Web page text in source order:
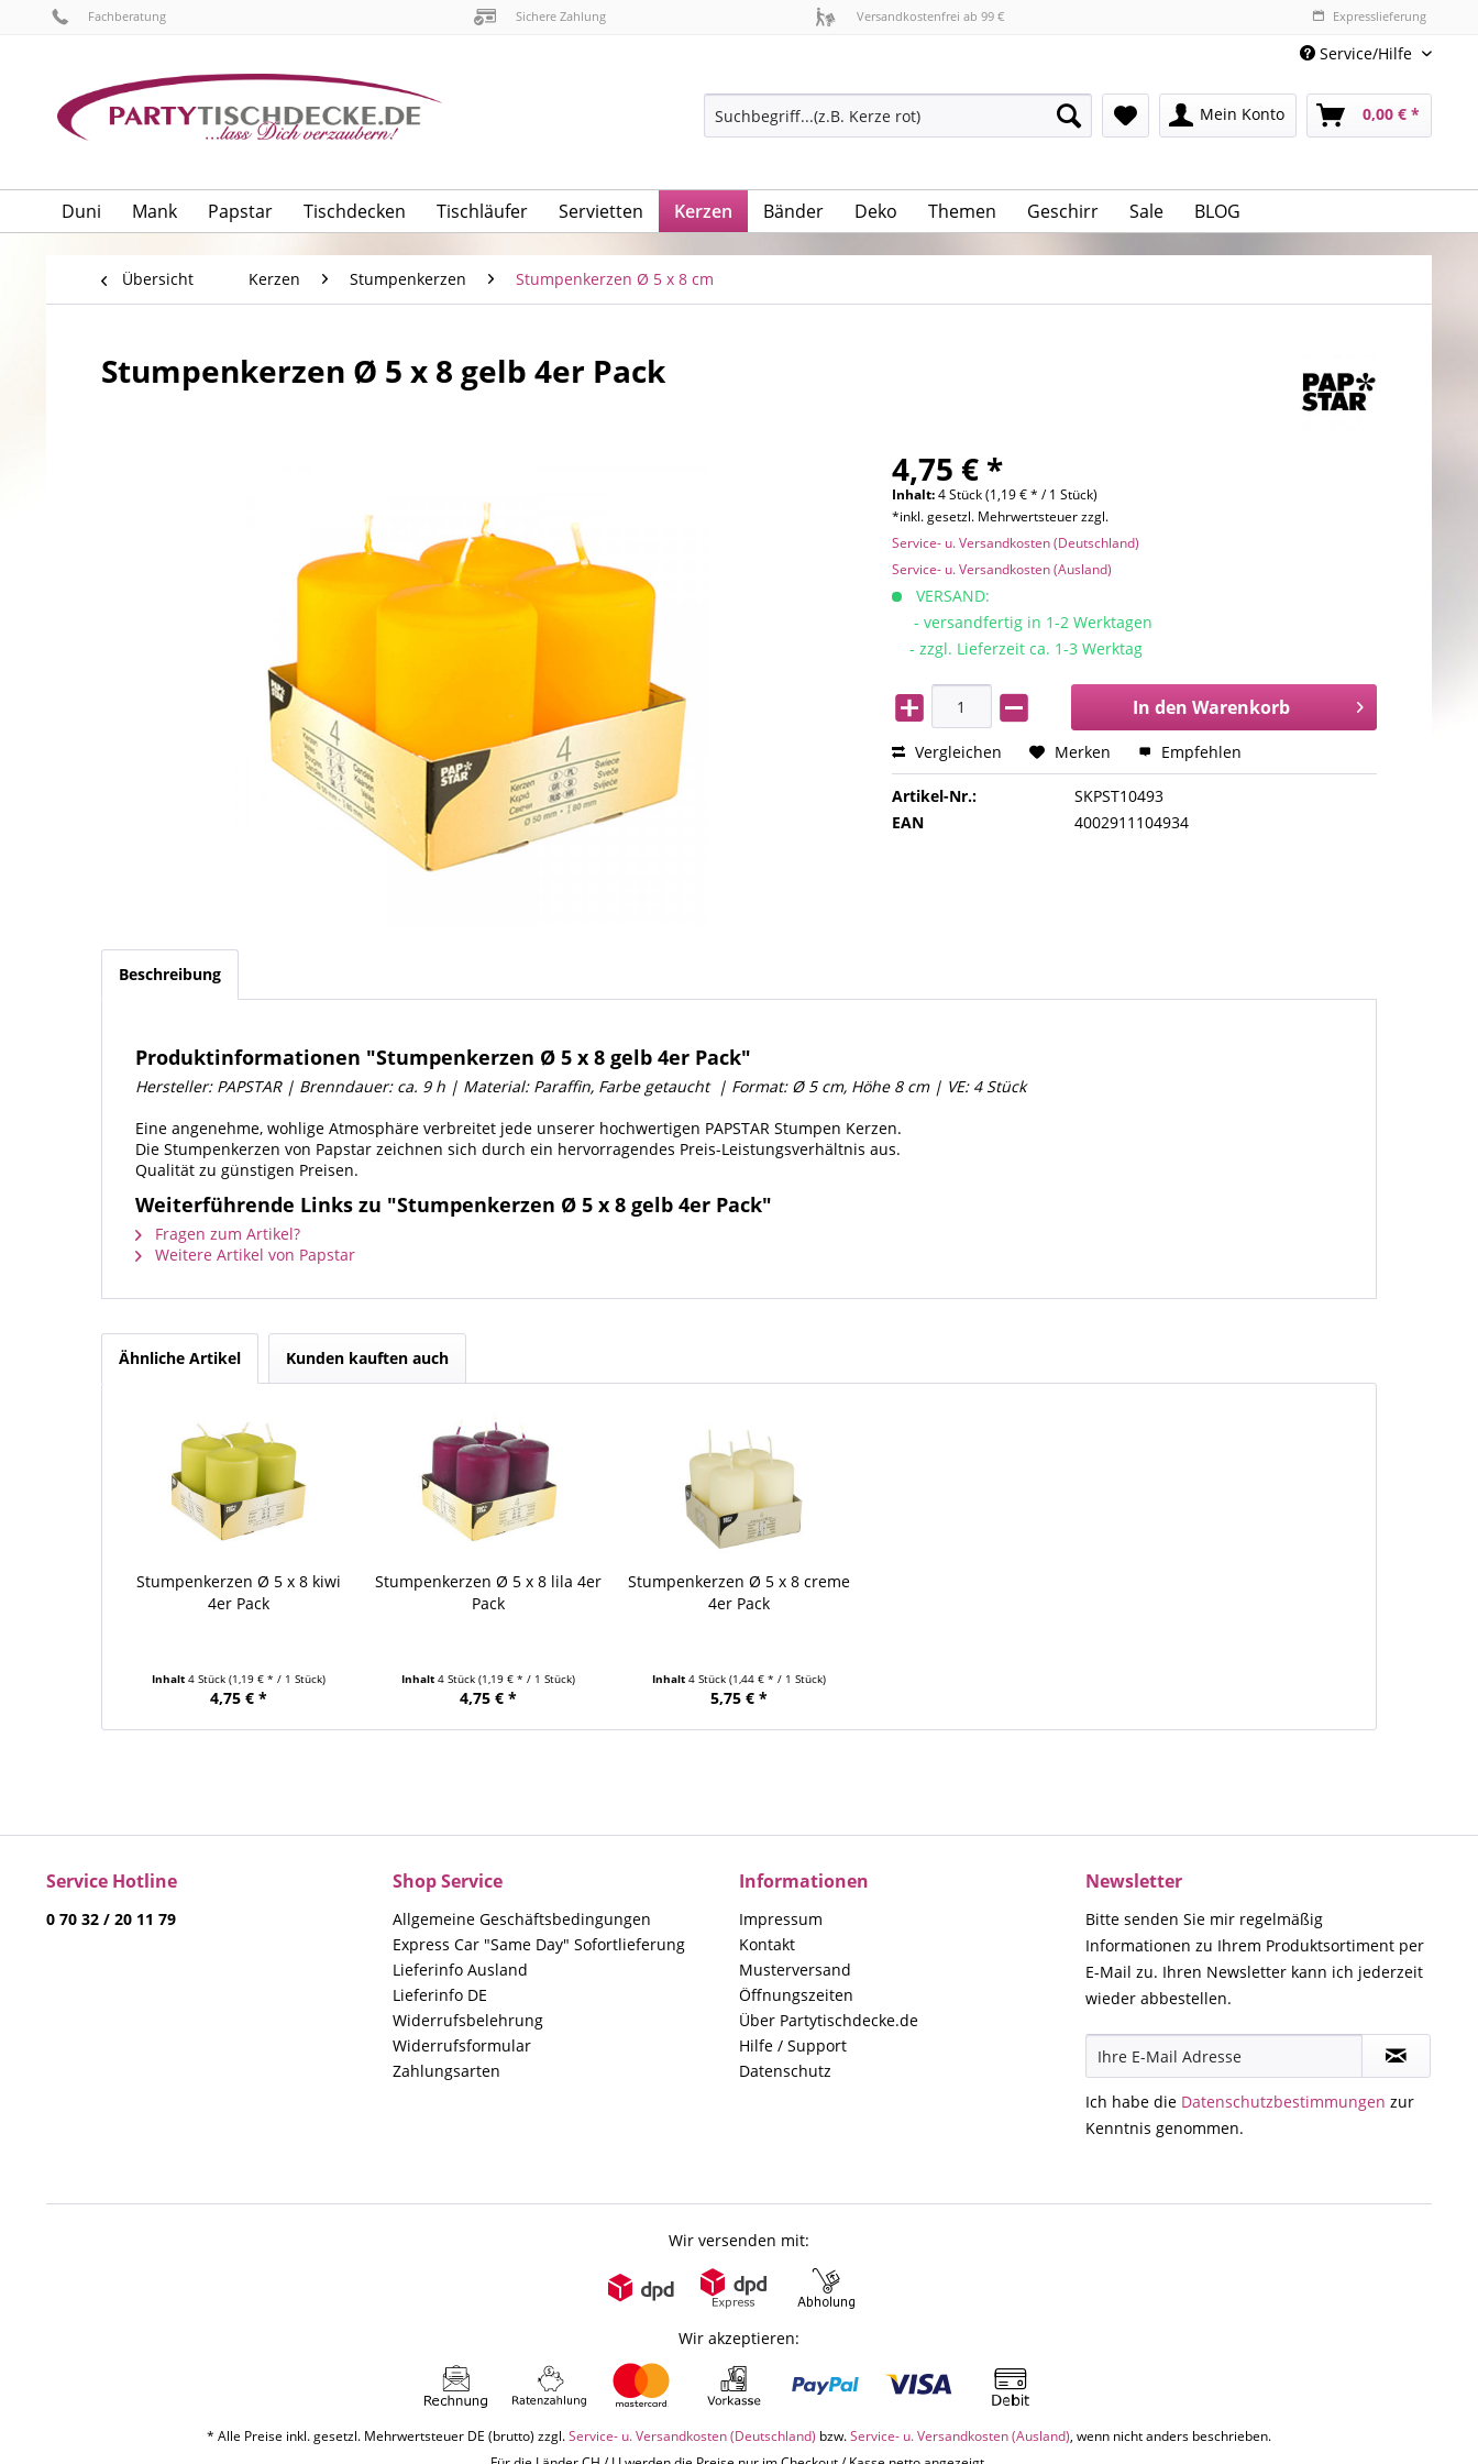
Fachberatung Sichere Zahlung Versandkostenfrei ab 99 € Expresslieferung
Service/Hilfe
Mein Konto 0,00 € *
Duni Mank Papstar Tischdecken Tischläufer Servietten Kerzen Bänder Deko Themen Geschirr Sale BLOG
Übersicht Kerzen Stumpenkerzen Stumpenkerzen Ø 5 x 8 cm
Stumpenkerzen Ø 5 x 8 gelb 4er Pack
4,75 € *
Inhalt:4 Stück (1,19 € * / 1 Stück)
*inkl. gesetzl. Mehrwertsteuer zzgl.
Service- u. Versandkosten (Deutschland)
Service- u. Versandkosten (Ausland)
VERSAND:
- versandfertig in 1-2 Werktagen
- zzgl. Lieferzeit ca. 1-3 Werktag
In den Warenkorb
Vergleichen Merken Empfehlen
Artikel-Nr.:
SKPST10493
EAN
4002911104934
Beschreibung
Produktinformationen "Stumpenkerzen Ø 5 x 8 gelb 4er Pack"
Hersteller: PAPSTAR | Brenndauer: ca. 9 h | Material: Paraffin, Farbe getaucht | Format: Ø 5 cm, Höhe 8 cm | VE: 4 Stück
Eine angenehme, wohlige Atmosphäre verbreitet jede unserer hochwertigen PAPSTAR Stumpen Kerzen.
Die Stumpenkerzen von Papstar zeichnen sich durch ein hervorragendes Preis-Leistungsverhältnis aus.
Qualität zu günstigen Preisen.
Weiterführende Links zu "Stumpenkerzen Ø 5 x 8 gelb 4er Pack"
Fragen zum Artikel?
Weitere Artikel von Papstar
Ähnliche Artikel Kunden kauften auch
Stumpenkerzen Ø 5 x 8 kiwi
4er Pack
Inhalt 4 Stück (1,19 € * / 1 Stück)
4,75 € *
Stumpenkerzen Ø 5 x 8 lila 4er
Pack
Inhalt4 Stück(1,19 € * / 1 Stück)
4,75 € *
Stumpenkerzen Ø 5 x 8 creme
4er Pack
Inhalt 4 Stück (1,44 € * / 1 Stück)
5,75 € *
Service Hotline
0 70 32 / 20 11 79
Shop Service
Allgemeine Geschäftsbedingungen
Express Car "Same Day" Sofortlieferung
Lieferinfo Ausland
Lieferinfo DE
Widerrufsbelehrung
Widerrufsformular
Zahlungsarten
Informationen
Impressum
Kontakt
Musterversand
Öffnungszeiten
Über Partytischdecke.de
Hilfe / Support
Datenschutz
Newsletter
Bitte senden Sie mir regelmäßig
Informationen zu Ihrem Produktsortiment per
E-Mail zu. Ihren Newsletter kann ich jederzeit
wieder abbestellen.
Ich habe die Datenschutzbestimmungen zur
Kenntnis genommen.
Wir versenden mit:
Wir akzeptieren:
* Alle Preise inkl. gesetzl. Mehrwertsteuer DE (brutto) zzgl.Service- u. Versandkosten (Deutschland) bzw.Service- u. Versandkosten (Ausland), wenn nicht anders beschrieben.